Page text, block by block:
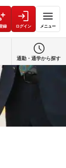
録 ログイン メニュー
通勤・通学から探す